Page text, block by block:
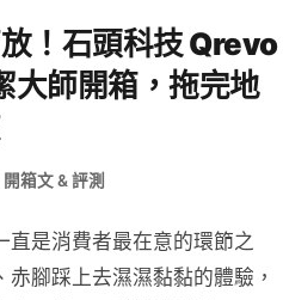
！石頭科技 Qrevo
大師開箱，拖完地
開箱文 & 評測
直是消費者最在意的環節之
腳踩上去濕濕黏黏的體驗，